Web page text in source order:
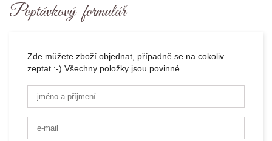
Poptávkový formulář
Zde můžete zboží objednat, případně se na cokoliv
zeptat :-) Všechny položky jsou povinné.